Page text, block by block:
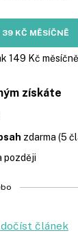
KČ MĚSÍČNĚ
149 Kč měsíčně
získáte
zdarma (5
později
článek